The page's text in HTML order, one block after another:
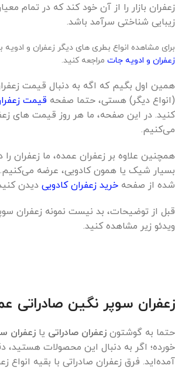
زعفران بازار را از آن خود ‌کند که در تمام
زیبایی‌ شناختی سرآمد باشد.
برای مشاهده انواع بطری های دیگر زعفران و
زعفران و ادویه جات مراجعه کنید.
همین اول بگیم که اگه به دنبال قیمت
(انواع دیگر) هستی، حتما صفحه قیمت
کنید. در این صفحه، ما هر روز قیمت های
می‌کنیم.
همچنین علاوه بر زعفران عمده، ما زعفران
بسیار شیک یا همون کادویی، عرضه
شده از صفحه خرید زعفران کادویی دیدن
قبل از توضیحات، بد نیست نمونه زعفران
ویدئو زیر مشاهده کنید.
زعفران سوپر نگین صادراتی
حتما به گوشتون زعفران صادراتی یا زعفران
خورده؛ اگر به دنبال این محصولات هستید،
آمده‌اید. فرق زعفران صادراتی با بقیه انواع